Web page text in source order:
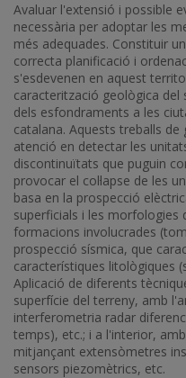
Avaluar l'extensió i possible
necessària per adoptar les
més adequades. Constituir
correcta planificació i
s'esdevenen en aquest
caracterització geològica
dels esfondraments a les
catalana. Aquests treballs
atenció en detectar les
discontinuïtats que puguin
provocar el col·lapse de les
basa en la prospecció
superficials i les morfologies
formacions involucrades
prospecció sísmica, que
característiques litològiques
Aplicació de diferents
superfície del terreny, amb
interferometria radar
temps), etc.; i a l'interior,
mitjançant extensòmetres
sensors piezomètrics, etc.